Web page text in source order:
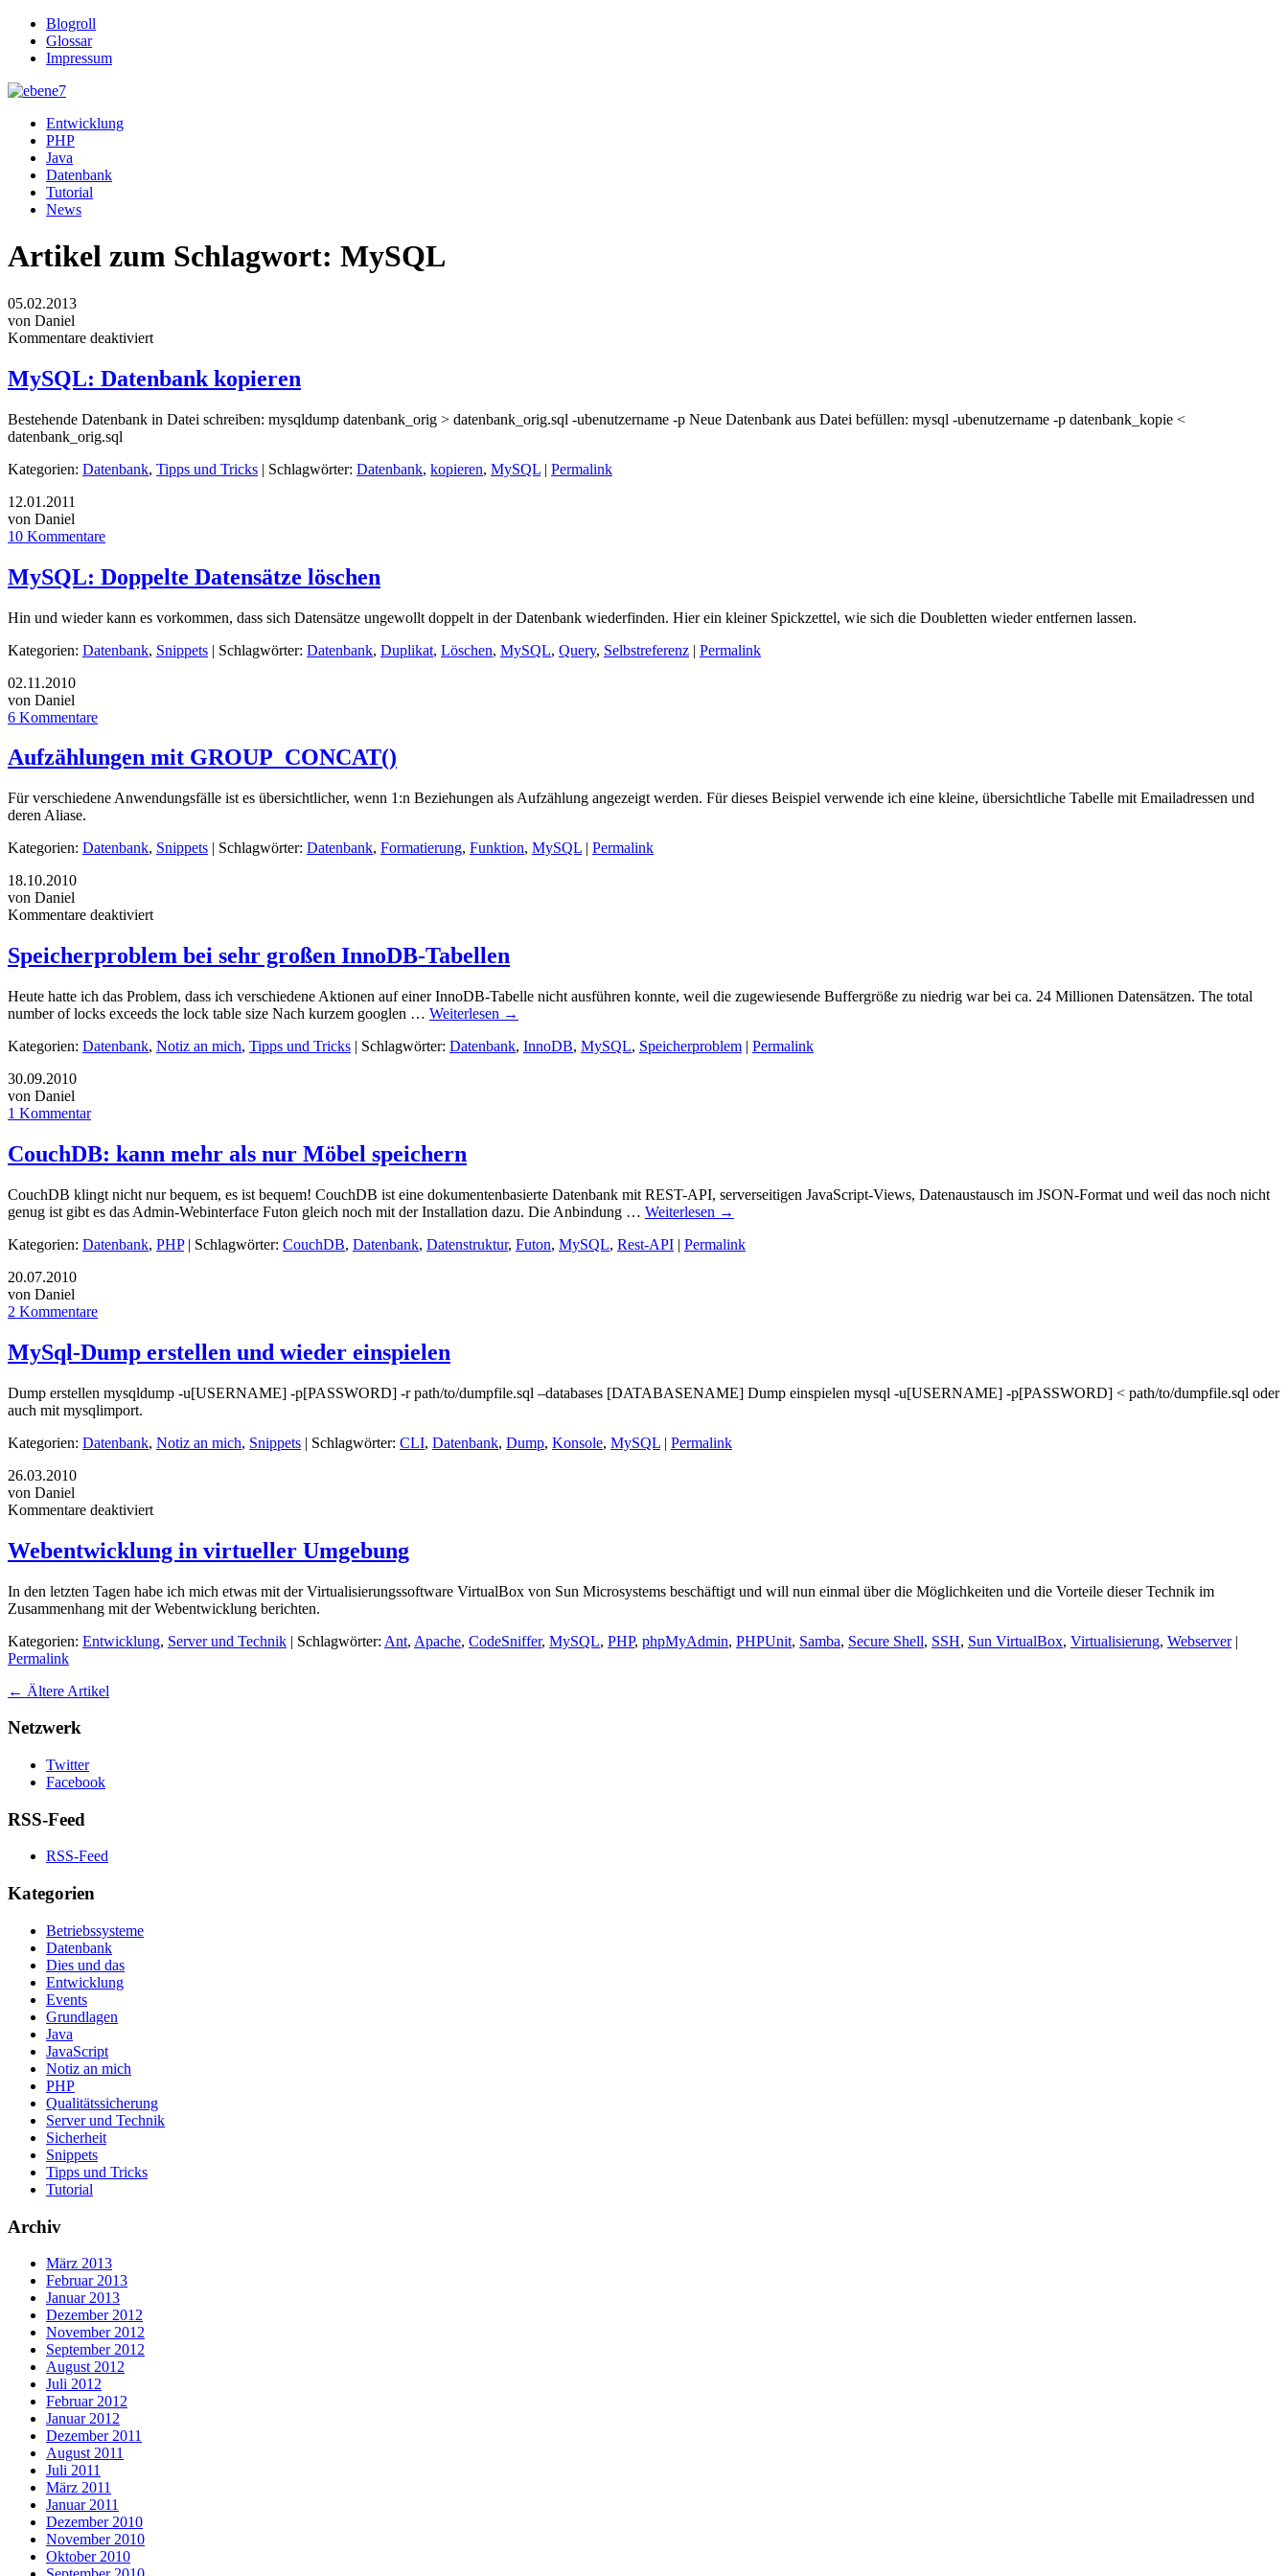
Blogroll
Glossar
Impressum
Entwicklung
PHP
Java
Datenbank
Tutorial
News
Artikel zum Schlagwort: MySQL
05.02.2013
von Daniel
Kommentare deaktiviert
MySQL: Datenbank kopieren
Bestehende Datenbank in Datei schreiben: mysqldump datenbank_orig > datenbank_orig.sql -ubenutzername -p Neue Datenbank aus Datei befüllen: mysql -ubenutzername -p datenbank_kopie <
datenbank_orig.sql
Kategorien: Datenbank, Tipps und Tricks | Schlagwörter: Datenbank, kopieren, MySQL | Permalink
12.01.2011
von Daniel
10 Kommentare
MySQL: Doppelte Datensätze löschen
Hin und wieder kann es vorkommen, dass sich Datensätze ungewollt doppelt in der Datenbank wiederfinden. Hier ein kleiner Spickzettel, wie sich die Doubletten wieder entfernen lassen.
Kategorien: Datenbank, Snippets | Schlagwörter: Datenbank, Duplikat, Löschen, MySQL, Query, Selbstreferenz | Permalink
02.11.2010
von Daniel
6 Kommentare
Aufzählungen mit GROUP_CONCAT()
Für verschiedene Anwendungsfälle ist es übersichtlicher, wenn 1:n Beziehungen als Aufzählung angezeigt werden. Für dieses Beispiel verwende ich eine kleine, übersichtliche Tabelle mit Emailadressen und
deren Aliase.
Kategorien: Datenbank, Snippets | Schlagwörter: Datenbank, Formatierung, Funktion, MySQL | Permalink
18.10.2010
von Daniel
Kommentare deaktiviert
Speicherproblem bei sehr großen InnoDB-Tabellen
Heute hatte ich das Problem, dass ich verschiedene Aktionen auf einer InnoDB-Tabelle nicht ausführen konnte, weil die zugewiesende Buffergröße zu niedrig war bei ca. 24 Millionen Datensätzen. The total
number of locks exceeds the lock table size Nach kurzem googlen … Weiterlesen →
Kategorien: Datenbank, Notiz an mich, Tipps und Tricks | Schlagwörter: Datenbank, InnoDB, MySQL, Speicherproblem | Permalink
30.09.2010
von Daniel
1 Kommentar
CouchDB: kann mehr als nur Möbel speichern
CouchDB klingt nicht nur bequem, es ist bequem! CouchDB ist eine dokumentenbasierte Datenbank mit REST-API, serverseitigen JavaScript-Views, Datenaustausch im JSON-Format und weil das noch nicht
genug ist gibt es das Admin-Webinterface Futon gleich noch mit der Installation dazu. Die Anbindung … Weiterlesen →
Kategorien: Datenbank, PHP| Schlagwörter: CouchDB, Datenbank, Datenstruktur, Futon, MySQL, Rest-API | Permalink
20.07.2010
von Daniel
2 Kommentare
MySql-Dump erstellen und wieder einspielen
Dump erstellen mysqldump -u[USERNAME] -p[PASSWORD] -r path/to/dumpfile.sql –databases [DATABASENAME] Dump einspielen mysql -u[USERNAME] -p[PASSWORD] < path/to/dumpfile.sql oder
auch mit mysqlimport.
Kategorien: Datenbank, Notiz an mich, Snippets | Schlagwörter: CLI, Datenbank, Dump, Konsole, MySQL | Permalink
26.03.2010
von Daniel
Kommentare deaktiviert
Webentwicklung in virtueller Umgebung
In den letzten Tagen habe ich mich etwas mit der Virtualisierungssoftware VirtualBox von Sun Microsystems beschäftigt und will nun einmal über die Möglichkeiten und die Vorteile dieser Technik im
Zusammenhang mit der Webentwicklung berichten.
Kategorien: Entwicklung, Server und Technik | Schlagwörter: Ant, Apache, CodeSniffer, MySQL, PHP, phpMyAdmin, PHPUnit, Samba, Secure Shell, SSH, Sun VirtualBox, Virtualisierung, Webserver|
Permalink
← Ältere Artikel
Netzwerk
Twitter
Facebook
RSS-Feed
RSS-Feed
Kategorien
Betriebssysteme
Datenbank
Dies und das
Entwicklung
Events
Grundlagen
Java
JavaScript
Notiz an mich
PHP
Qualitätssicherung
Server und Technik
Sicherheit
Snippets
Tipps und Tricks
Tutorial
Archiv
März 2013
Februar 2013
Januar 2013
Dezember 2012
November 2012
September 2012
August 2012
Juli 2012
Februar 2012
Januar 2012
Dezember 2011
August 2011
Juli 2011
März 2011
Januar 2011
Dezember 2010
November 2010
Oktober 2010